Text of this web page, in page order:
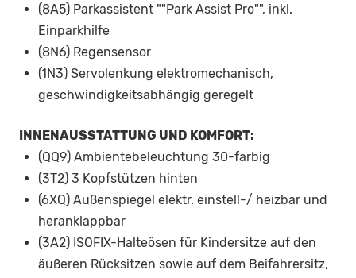
(8A5) Parkassistent ""Park Assist Pro"", inkl.
Einparkhilfe
(8N6) Regensensor
(1N3) Servolenkung elektromechanisch,
geschwindigkeitsabhängig geregelt
INNENAUSSTATTUNG UND KOMFORT:
(QQ9) Ambientebeleuchtung 30-farbig
(3T2) 3 Kopfstützen hinten
(6XQ) Außenspiegel elektr. einstell-/ heizbar und
heranklappbar
(3A2) ISOFIX-Halteösen für Kindersitze auf den
äußeren Rücksitzen sowie auf dem Beifahrersitz,